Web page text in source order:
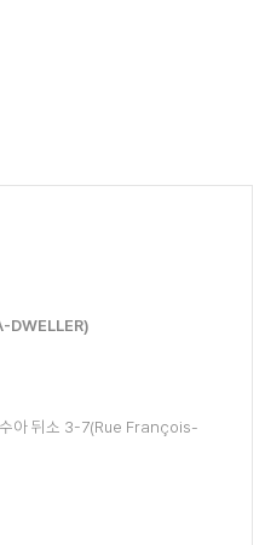
DWELLER)
아뒤소 3-7(Rue François-